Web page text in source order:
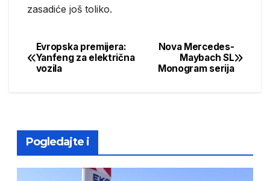
zasadiće još toliko.
Post
navigation
Nova Mercedes-
Maybach SL
Monogram serija
Evropska premijera:
Yanfeng za električna
vozila
Pogledajte i